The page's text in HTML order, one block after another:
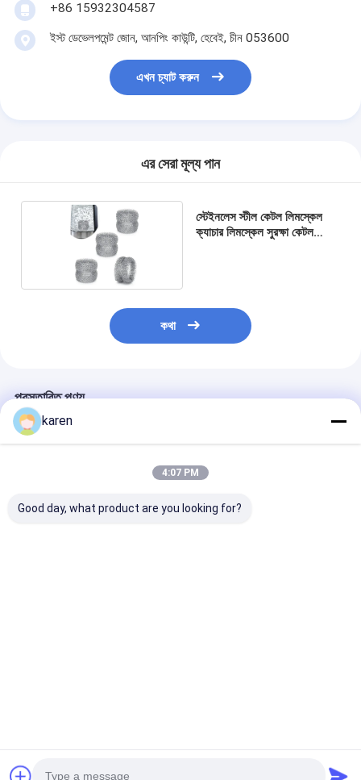
তারের দড়ি জাল
প্যাডেল কোর্ট বেড়া
অ্যালুমিনিয়াম চেইন ফ্লাই স্ক্রিন
জনসন স্ক্রিন ফিল্টার
ধাতু জাল বেড়া
মৌমাছির চাকের জাল
+86 15932304587
ইস্ট ডেভেলপমেন্ট জোন, আনপিং কাউন্টি, হেবেই, চীন 053600
এখন চ্যাট করুন
এর সেরা মূল্য পান
স্টেইনলেস স্টীল কেটল লিমস্কেল
ক্যাচার লিমস্কেল সুরক্ষা কেটল
কথা
প্রস্তাবিত পণ্য
karen
4:07 PM
Good day, what product are you looking for?